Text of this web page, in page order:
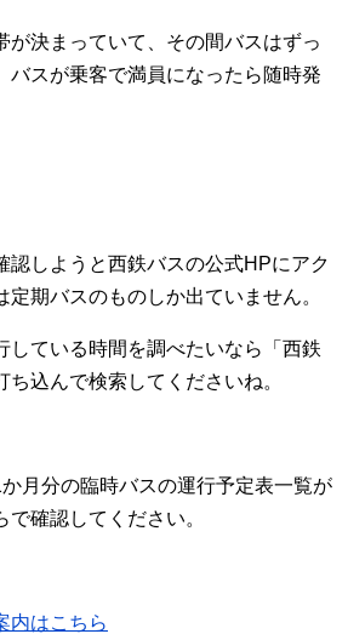
が決まっていて、その間バスはずっ
バスが乗客で満員になったら随時発
認しようと西鉄バスの公式HPにアク
定期バスのものしか出ていません。
している時間を調べたいなら「西鉄
込んで検索してくださいね。
月分の臨時バスの運行予定表一覧が
確認してください。
内はこちら